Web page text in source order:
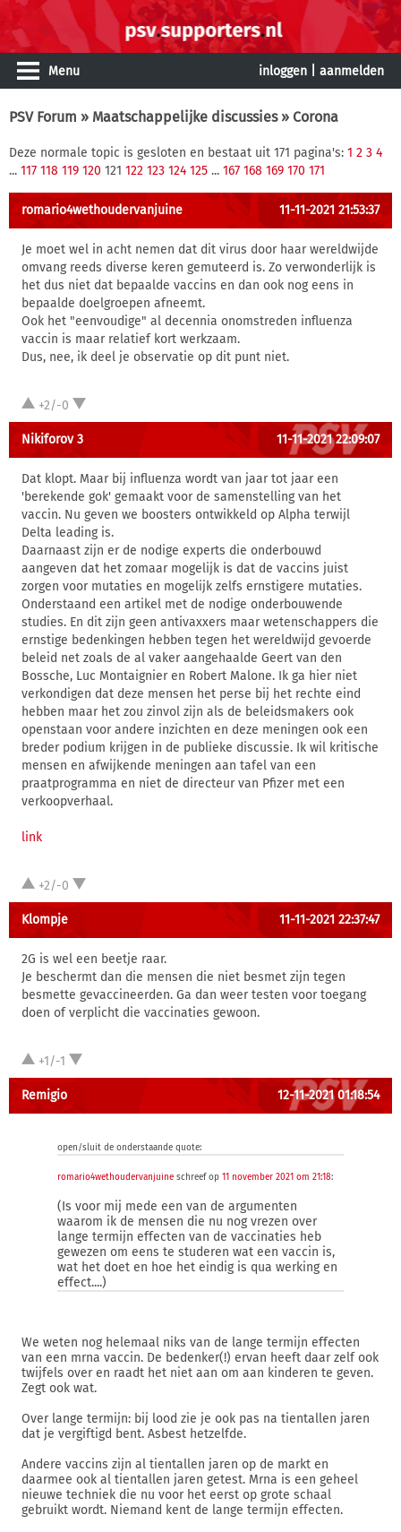
Menu inloggen aanmelden
PSV Forum » Maatschappelijke discussies» Corona
Deze normale topic is gesloten en bestaat uit 171 pagina's: 1 2 3 4
... 117 118 119 120 121 122 123 124 125 ... 167 168 169 170 171
romario4wethoudervanjuine 11-11-2021 21:53:37
Je moet wel in acht nemen dat dit virus door haar wereldwijde
omvang reeds diverse keren gemuteerd is. Zo verwonderlijk is
het dus niet dat bepaalde vaccins en dan ook nog eens in
bepaalde doelgroepen afneemt.
Ook het "eenvoudige" al decennia onomstreden influenza
vaccin is maar relatief kort werkzaam.
Dus, nee, ik deel je observatie op dit punt niet.
+2/-0
Nikiforov 3 11-11-2021 22:09:07
Dat klopt. Maar bij influenza wordt van jaar tot jaar een
'berekende gok' gemaakt voor de samenstelling van het
vaccin. Nu geven we boosters ontwikkeld op Alpha terwijl
Delta leading is.
Daarnaast zijn er de nodige experts die onderbouwd
aangeven dat het zomaar mogelijk is dat de vaccins juist
zorgen voor mutaties en mogelijk zelfs ernstigere mutaties.
Onderstaand een artikel met de nodige onderbouwende
studies. En dit zijn geen antivaxxers maar wetenschappers die
ernstige bedenkingen hebben tegen het wereldwijd gevoerde
beleid net zoals de al vaker aangehaalde Geert van den
Bossche, Luc Montaignier en Robert Malone. Ik ga hier niet
verkondigen dat deze mensen het perse bij het rechte eind
hebben maar het zou zinvol zijn als de beleidsmakers ook
openstaan voor andere inzichten en deze meningen ook een
breder podium krijgen in de publieke discussie. Ik wil kritische
mensen en afwijkende meningen aan tafel van een
praatprogramma en niet de directeur van Pfizer met een
verkoopverhaal.
link
+2/-0
Klompje 11-11-2021 22:37:47
2G is wel een beetje raar.
Je beschermt dan die mensen die niet besmet zijn tegen
besmette gevaccineerden. Ga dan weer testen voor toegang
doen of verplicht die vaccinaties gewoon.
+1/-1
Remigio 12-11-2021 01:18:54
open/sluit de onderstaande quote:
romario4wethoudervanjuine schreef op 11 november 2021 om 21:18:
(Is voor mij mede een van de argumenten
waarom ik de mensen die nu nog vrezen over
lange termijn effecten van de vaccinaties heb
gewezen om eens te studeren wat een vaccin is,
wat het doet en hoe het eindig is qua werking en
effect....)
We weten nog helemaal niks van de lange termijn effecten
van een mrna vaccin. De bedenker(!) ervan heeft daar zelf ook
twijfels over en raadt het niet aan om aan kinderen te geven.
Zegt ook wat.
Over lange termijn: bij lood zie je ook pas na tientallen jaren
dat je vergiftigd bent. Asbest hetzelfde.
Andere vaccins zijn al tientallen jaren op de markt en
daarmee ook al tientallen jaren getest. Mrna is een geheel
nieuwe techniek die nu voor het eerst op grote schaal
gebruikt wordt. Niemand kent de lange termijn effecten.